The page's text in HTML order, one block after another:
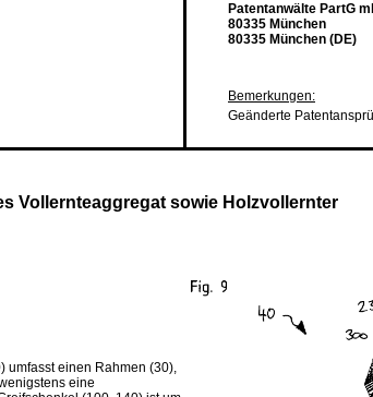
Patentanwälte PartG
80335 München
80335 München (DE)
Bemerkungen:
Geänderte
Vollernteaggregat sowie Holzvollernter
umfasst einen Rahmen (30),
eine